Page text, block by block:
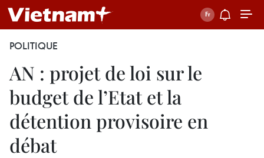
POLITIQUE
AN : projet de loi sur le
budget de l’Etat et la
détention provisoire en
débat